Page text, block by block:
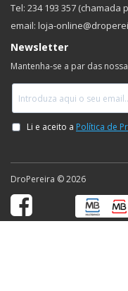
Tel: 234 193 357
email: loja-
Newsletter
Mantenha-se a par das
DroPereira © 2026